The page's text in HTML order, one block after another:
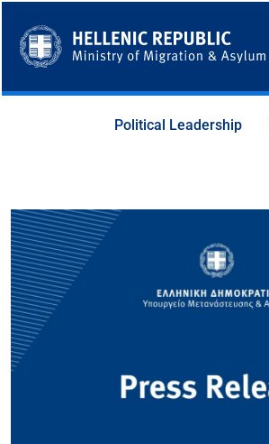
content
Political Leadership